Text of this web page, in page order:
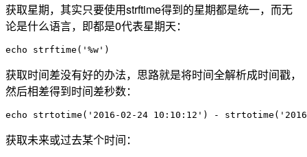
获取星期，其实只要使用strftime得到的星期都是统一，而无
论是什么语言，即都是0代表星期天：
echo strftime('%w')
获取时间差没有好的办法，思路就是将时间全解析成时间戳，
然后相差得到时间差秒数：
echo strtotime('2016-02-24 10:10:12') -
获取未来或过去某个时间：